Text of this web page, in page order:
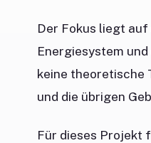
Der Fokus liegt
Energiesystem
keine theoretische
und die übrigen
Für dieses Projekt